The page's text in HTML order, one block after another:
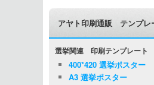
アヤト印刷通販 テンプレ
選挙関連 印刷テンプレート
400*420 選挙ポスター
A3 選挙ポスター